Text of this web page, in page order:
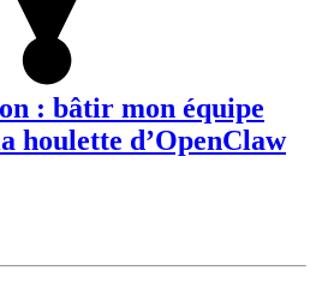
: bâtir mon équipe
houlette d’OpenClaw